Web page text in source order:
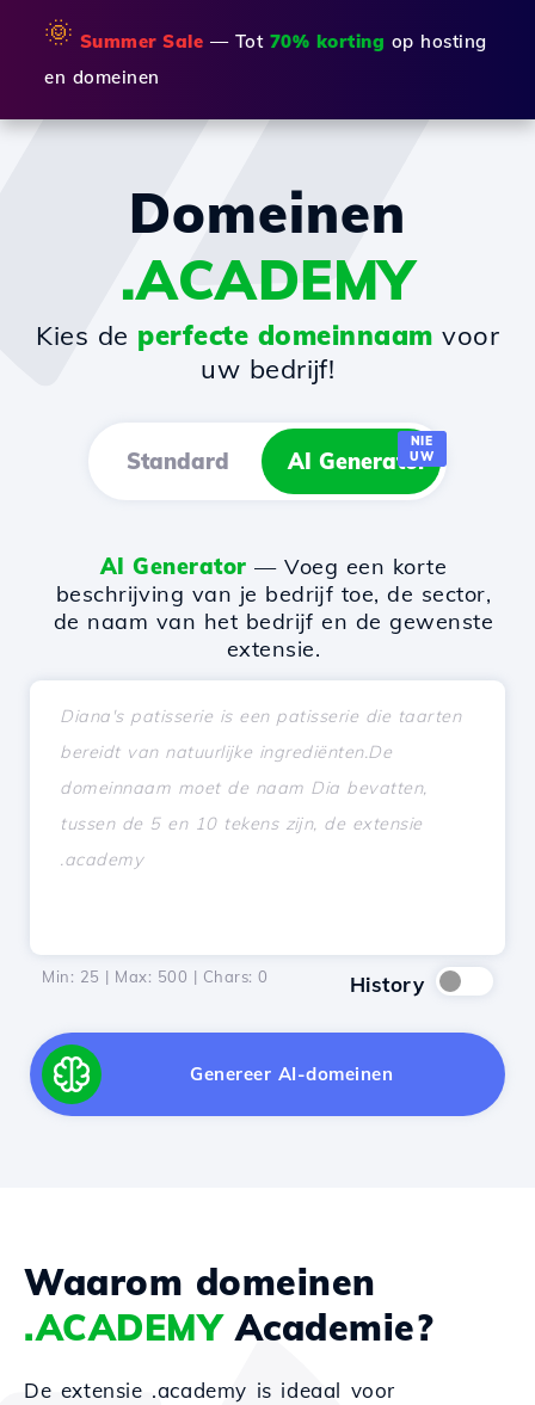
🌞 Summer Sale — Tot 70% korting op hosting
en domeinen
Domeinen
.ACADEMY
Kies de perfecte domeinnaam voor
uw bedrijf!
Standard AI Generator
NIE
UW
AI Generator — Voeg een korte
beschrijving van je bedrijf toe, de sector,
de naam van het bedrijf en de gewenste
extensie.
Min: 25 | Max: 500 | Chars: 0 History
Genereer AI-domeinen
Waarom domeinen
.ACADEMYAcademie?
De extensie .academy is ideaal voor